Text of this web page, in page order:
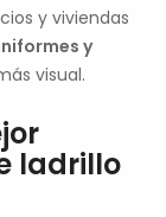
y viviendas
y
visual.
ladrillo